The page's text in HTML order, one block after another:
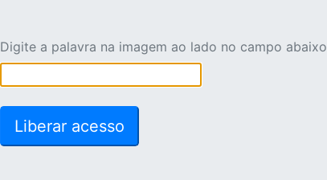
Digite a palavra na imagem ao lado no campo abaixo